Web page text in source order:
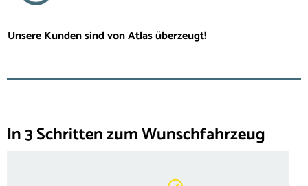
Unsere Kunden sind von Atlas überzeugt!
In 3 Schritten zum Wunschfahrzeug